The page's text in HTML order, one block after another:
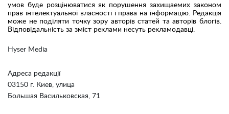
Hyser Media
Адреса редакції
03150 г. Киев, улица
Большая Васильковская, 71
умов буде розцінюватися як порушення захищаемих законом
прав інтелектуальної власності і права на інформацію. Редакція
може не поділяти точку зору авторів статей та авторів блогів.
Відповідальність за зміст реклами несуть рекламодавці.